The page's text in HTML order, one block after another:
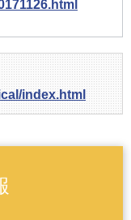
index.html